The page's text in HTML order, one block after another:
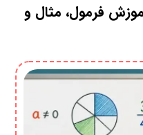
فرمول، مثال و